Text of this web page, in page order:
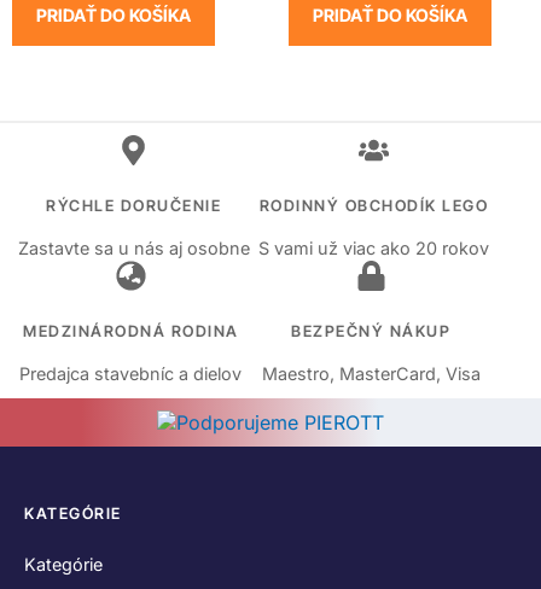
PRIDAŤ DO KOŠÍKA PRIDAŤ DO KOŠÍKA
RÝCHLE DORUČENIE
Zastavte sa u nás aj osobne
RODINNÝ OBCHODÍK LEGO
S vami už viac ako 20 rokov
MEDZINÁRODNÁ RODINA
Predajca stavebníc a dielov
BEZPEČNÝ NÁKUP
Maestro, MasterCard, Visa
KATEGÓRIE
Kategórie